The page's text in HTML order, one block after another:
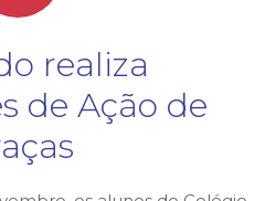
realiza
de Ação de